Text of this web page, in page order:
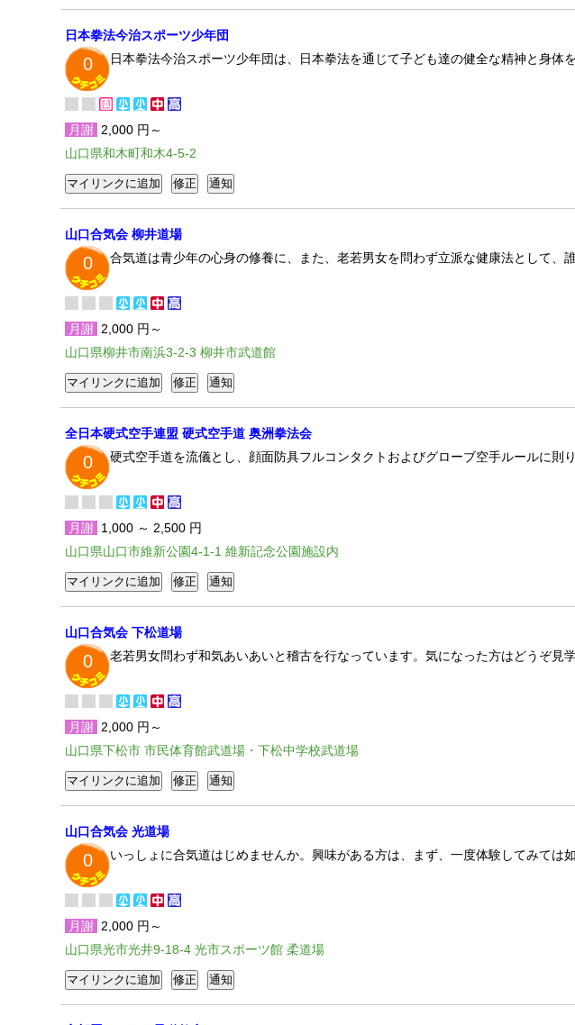
日本拳法今治スポーツ少年団
0 日本拳法今治スポーツ少年団は、日本拳法を通じて子ども達の健全な精神と身体
月謝 2,000 円～
山口県和木町和木4-5-2
山口合気会 柳井道場
0 合気道は青少年の心身の修養に、また、老若男女を問わず立派な健康法として、
月謝 2,000 円～
山口県柳井市南浜3-2-3 柳井市武道館
全日本硬式空手連盟 硬式空手道 奥洲拳法会
0 硬式空手道を流儀とし、顔面防具フルコンタクトおよびグローブ空手ルールに則
月謝 1,000 ～ 2,500 円
山口県山口市維新公園4-1-1 維新記念公園施設内
山口合気会 下松道場
0 老若男女問わず和気あいあいと稽古を行なっています。気になった方はどうぞ見
月謝 2,000 円～
山口県下松市 市民体育館武道場・下松中学校武道場
山口合気会 光道場
0 いっしょに合気道はじめませんか。興味がある方は、まず、一度体験してみては
月謝 2,000 円～
山口県光市光井9-18-4 光市スポーツ館 柔道場